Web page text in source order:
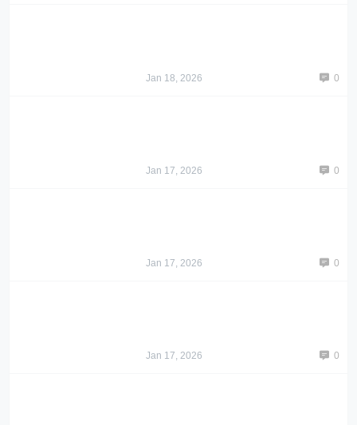
Jan 18, 2026 0
Jan 17, 2026 0
Jan 17, 2026 0
Jan 17, 2026 0